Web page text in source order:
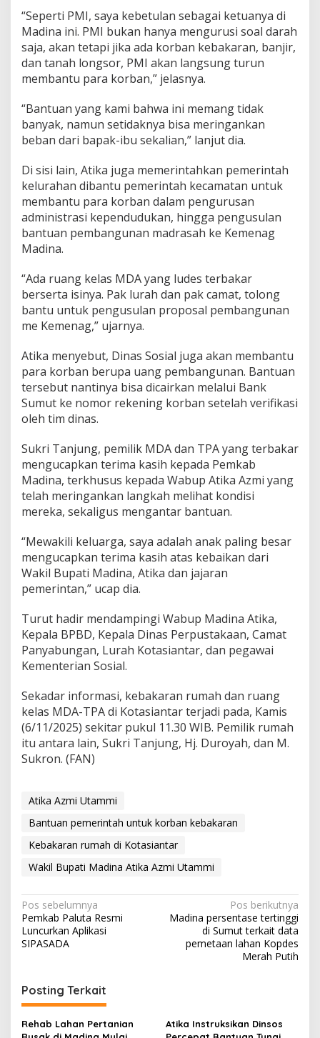
“Seperti PMI, saya kebetulan sebagai ketuanya di
Madina ini. PMI bukan hanya mengurusi soal darah
saja, akan tetapi jika ada korban kebakaran, banjir,
dan tanah longsor, PMI akan langsung turun
membantu para korban,” jelasnya.
“Bantuan yang kami bahwa ini memang tidak
banyak, namun setidaknya bisa meringankan
beban dari bapak-ibu sekalian,” lanjut dia.
Di sisi lain, Atika juga memerintahkan pemerintah
kelurahan dibantu pemerintah kecamatan untuk
membantu para korban dalam pengurusan
administrasi kependudukan, hingga pengusulan
bantuan pembangunan madrasah ke Kemenag
Madina.
“Ada ruang kelas MDA yang ludes terbakar
berserta isinya. Pak lurah dan pak camat, tolong
bantu untuk pengusulan proposal pembangunan
me Kemenag,” ujarnya.
Atika menyebut, Dinas Sosial juga akan membantu
para korban berupa uang pembangunan. Bantuan
tersebut nantinya bisa dicairkan melalui Bank
Sumut ke nomor rekening korban setelah verifikasi
oleh tim dinas.
Sukri Tanjung, pemilik MDA dan TPA yang terbakar
mengucapkan terima kasih kepada Pemkab
Madina, terkhusus kepada Wabup Atika Azmi yang
telah meringankan langkah melihat kondisi
mereka, sekaligus mengantar bantuan.
“Mewakili keluarga, saya adalah anak paling besar
mengucapkan terima kasih atas kebaikan dari
Wakil Bupati Madina, Atika dan jajaran
pemerintan,” ucap dia.
Turut hadir mendampingi Wabup Madina Atika,
Kepala BPBD, Kepala Dinas Perpustakaan, Camat
Panyabungan, Lurah Kotasiantar, dan pegawai
Kementerian Sosial.
Sekadar informasi, kebakaran rumah dan ruang
kelas MDA-TPA di Kotasiantar terjadi pada, Kamis
(6/11/2025) sekitar pukul 11.30 WIB. Pemilik rumah
itu antara lain, Sukri Tanjung, Hj. Duroyah, dan M.
Sukron. (FAN)
Atika Azmi Utammi
Bantuan pemerintah untuk korban kebakaran
Kebakaran rumah di Kotasiantar
Wakil Bupati Madina Atika Azmi Utammi
Navigasi
pos
Pos sebelumnya
Pemkab Paluta Resmi
Luncurkan Aplikasi
SIPASADA
Pos berikutnya
Madina persentase tertinggi
di Sumut terkait data
pemetaan lahan Kopdes
Merah Putih
Posting Terkait
Rehab Lahan Pertanian
Atika Instruksikan Dinsos